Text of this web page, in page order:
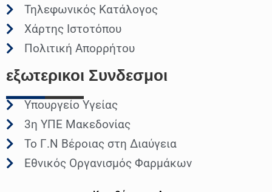
Τηλεφωνικός Κατάλογος
Χάρτης Ιστοτόπου
Πολιτική Απορρήτου
εξωτερικοι Συνδεσμοι
Υπουργείο Υγείας
3η ΥΠΕ Μακεδονίας
Το Γ.Ν Βέροιας στη Διαύγεια
Εθνικός Οργανισμός Φαρμάκων